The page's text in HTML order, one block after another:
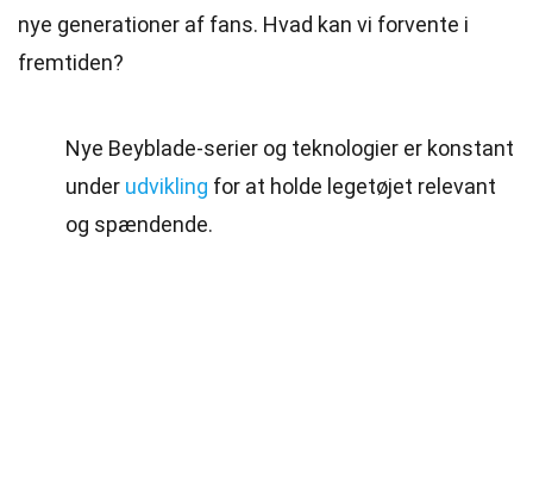
nye generationer af fans. Hvad kan vi forvente i
fremtiden?
Nye Beyblade-serier og teknologier er konstant
under udvikling for at holde legetøjet relevant
og spændende.